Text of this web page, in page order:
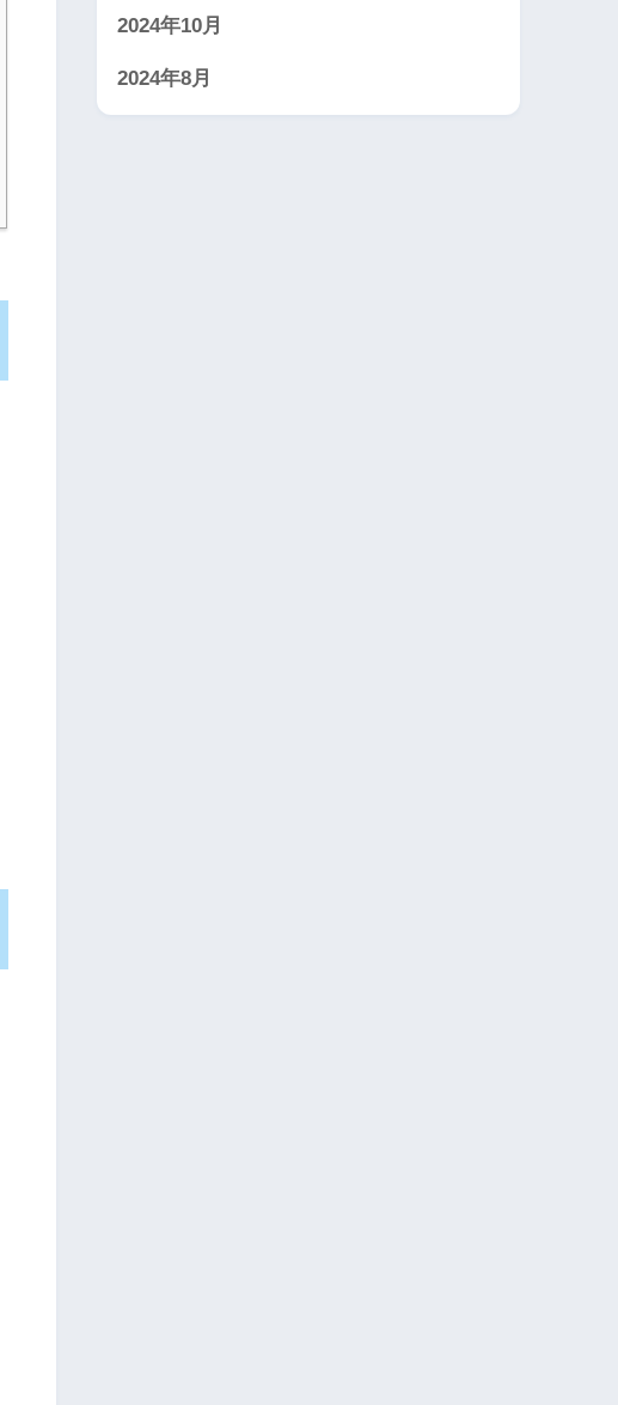
2024年10月
2024年8月